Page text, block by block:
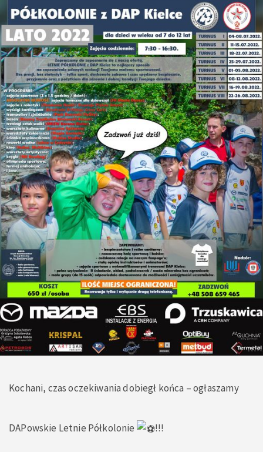
Kochani, czas oczekiwania dobiegł końca – ogłaszamy
DAPowskie Letnie Półkolonie !!!